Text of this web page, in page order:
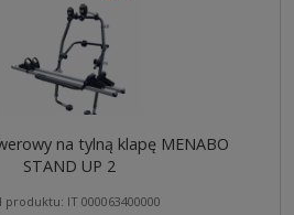
na tylną klapę MENABO
STAND UP 2
produktu: IT 000063400000